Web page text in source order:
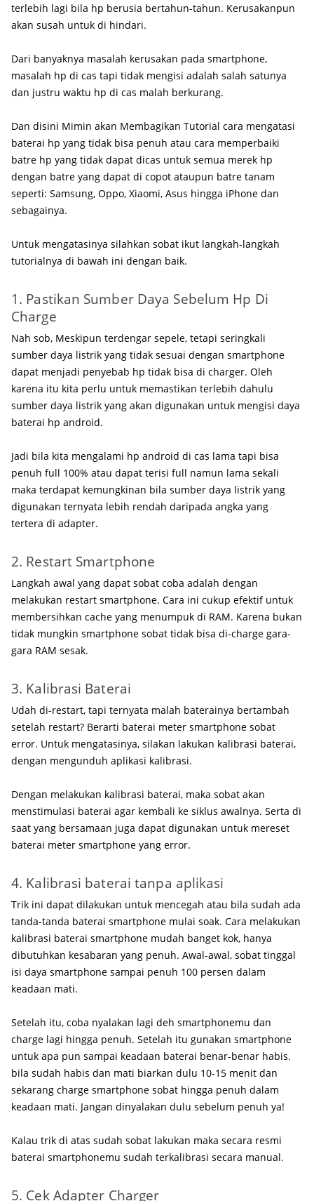
terlebih lagi bila hp berusia bertahun-tahun. Kerusakanpun
akan susah untuk di hindari.
Dari banyaknya masalah kerusakan pada smartphone,
masalah hp di cas tapi tidak mengisi adalah salah satunya
dan justru waktu hp di cas malah berkurang.
Dan disini Mimin akan Membagikan Tutorial cara mengatasi
baterai hp yang tidak bisa penuh atau cara memperbaiki
batre hp yang tidak dapat dicas untuk semua merek hp
dengan batre yang dapat di copot ataupun batre tanam
seperti: Samsung, Oppo, Xiaomi, Asus hingga iPhone dan
sebagainya.
Untuk mengatasinya silahkan sobat ikut langkah-langkah
tutorialnya di bawah ini dengan baik.
1. Pastikan Sumber Daya Sebelum Hp Di
Charge
Nah sob, Meskipun terdengar sepele, tetapi seringkali
sumber daya listrik yang tidak sesuai dengan smartphone
dapat menjadi penyebab hp tidak bisa di charger. Oleh
karena itu kita perlu untuk memastikan terlebih dahulu
sumber daya listrik yang akan digunakan untuk mengisi daya
baterai hp android.
Jadi bila kita mengalami hp android di cas lama tapi bisa
penuh full 100% atau dapat terisi full namun lama sekali
maka terdapat kemungkinan bila sumber daya listrik yang
digunakan ternyata lebih rendah daripada angka yang
tertera di adapter.
2. Restart Smartphone
Langkah awal yang dapat sobat coba adalah dengan
melakukan restart smartphone. Cara ini cukup efektif untuk
membersihkan cache yang menumpuk di RAM. Karena bukan
tidak mungkin smartphone sobat tidak bisa di-charge gara-
gara RAM sesak.
3. Kalibrasi Baterai
Udah di-restart, tapi ternyata malah baterainya bertambah
setelah restart? Berarti baterai meter smartphone sobat
error. Untuk mengatasinya, silakan lakukan kalibrasi baterai,
dengan mengunduh aplikasi kalibrasi.
Dengan melakukan kalibrasi baterai, maka sobat akan
menstimulasi baterai agar kembali ke siklus awalnya. Serta di
saat yang bersamaan juga dapat digunakan untuk mereset
baterai meter smartphone yang error.
4. Kalibrasi baterai tanpa aplikasi
Trik ini dapat dilakukan untuk mencegah atau bila sudah ada
tanda-tanda baterai smartphone mulai soak. Cara melakukan
kalibrasi baterai smartphone mudah banget kok, hanya
dibutuhkan kesabaran yang penuh. Awal-awal, sobat tinggal
isi daya smartphone sampai penuh 100 persen dalam
keadaan mati.
Setelah itu, coba nyalakan lagi deh smartphonemu dan
charge lagi hingga penuh. Setelah itu gunakan smartphone
untuk apa pun sampai keadaan baterai benar-benar habis.
bila sudah habis dan mati biarkan dulu 10-15 menit dan
sekarang charge smartphone sobat hingga penuh dalam
keadaan mati. Jangan dinyalakan dulu sebelum penuh ya!
Kalau trik di atas sudah sobat lakukan maka secara resmi
baterai smartphonemu sudah terkalibrasi secara manual.
5. Cek Adapter Charger